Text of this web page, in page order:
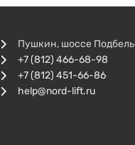
Пушкин, шоссе
+7 (812) 466-68-98
+7 (812) 451-66-86
help@nord-lift.ru